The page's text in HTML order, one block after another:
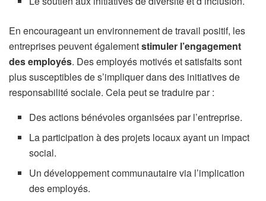
En encourageant un environnement de travail positif, les
entreprises peuvent égalementstimuler l’engagement
des employés. Des employés motivés et satisfaits sont
plus susceptibles de s’impliquer dans des initiatives de
responsabilité sociale. Cela peut se traduire par :
Des actions bénévoles organisées par l’entreprise.
La participation à des projets locaux ayant un impact
social.
Un développement communautaire via l’implication
des employés.